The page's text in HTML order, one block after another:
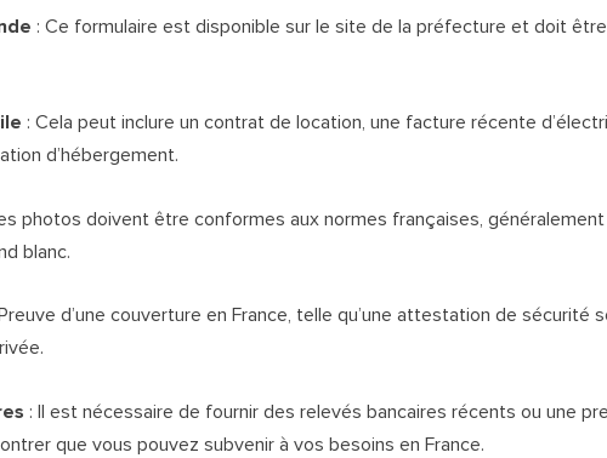
: Ce formulaire est disponible sur le site de la préfecture et doit
: Cela peut inclure un contrat de location, une facture récente
d’hébergement.
photos doivent être conformes aux normes françaises,
blanc.
d’une couverture en France, telle qu’une attestation de sécurité
: Il est nécessaire de fournir des relevés bancaires récents ou une
que vous pouvez subvenir à vos besoins en France.